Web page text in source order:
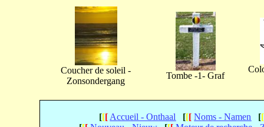
Coucher de soleil -
Zonsondergang
Tombe -1- Graf
[[[ Accueil - Onthaal [[[ Noms - Namen [[